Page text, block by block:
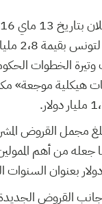
الخطوات
جعله من أهم
القروض